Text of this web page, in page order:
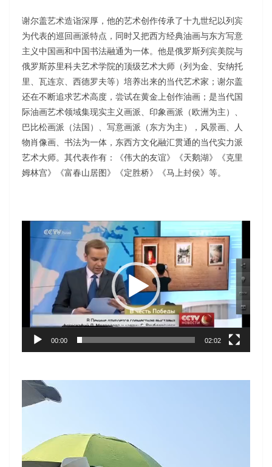
谢尔盖艺术造诣深厚，他的艺术创作传承了十九世纪以列宾
为代表的巡回画派特点，同时又把西方经典油画与东方写意
主义中国画和中国书法融通为一体。他是俄罗斯列宾美院与
俄罗斯苏里科夫艺术学院的顶级艺术大师（列为金、安纳托
里、瓦连京、西德罗夫等）培养出来的当代艺术家；谢尔盖
还在不断追求艺术高度，尝试在黄金上创作油画；是当代国
际油画艺术领域集现实主义画派、印象画派（欧洲为主）、
巴比松画派（法国）、写意画派（东方为主），风景画、人
物肖像画、书法为一体，东西方文化融汇贯通的当代实力派
艺术大师。其代表作有：《伟大的友谊》《天鹅湖》《克里
姆林宫》《富春山居图》《定胜桥》《马上封侯》等。
播
00:00 02:02
频
器